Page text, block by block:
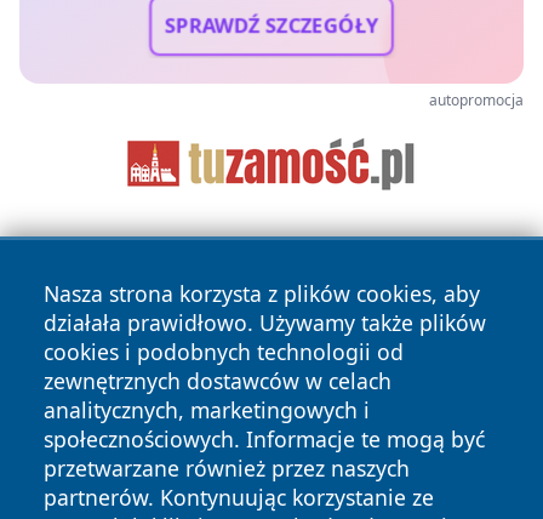
SPRAWDŹ SZCZEGÓŁY
autopromocja
Nasza strona korzysta z plików cookies, aby
działała prawidłowo. Używamy także plików
cookies i podobnych technologii od
zewnętrznych dostawców w celach
analitycznych, marketingowych i
społecznościowych. Informacje te mogą być
przetwarzane również przez naszych
partnerów. Kontynuując korzystanie ze
Copyright © 2026 faktypoznan.pl Wszystkie prawa
zastrzeżone.
News Autorzy
Polityka
Polityka